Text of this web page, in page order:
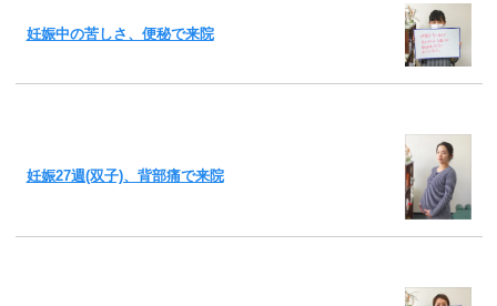
妊娠中の苦しさ、便秘で来院
妊娠27週(双子)、背部痛で来院